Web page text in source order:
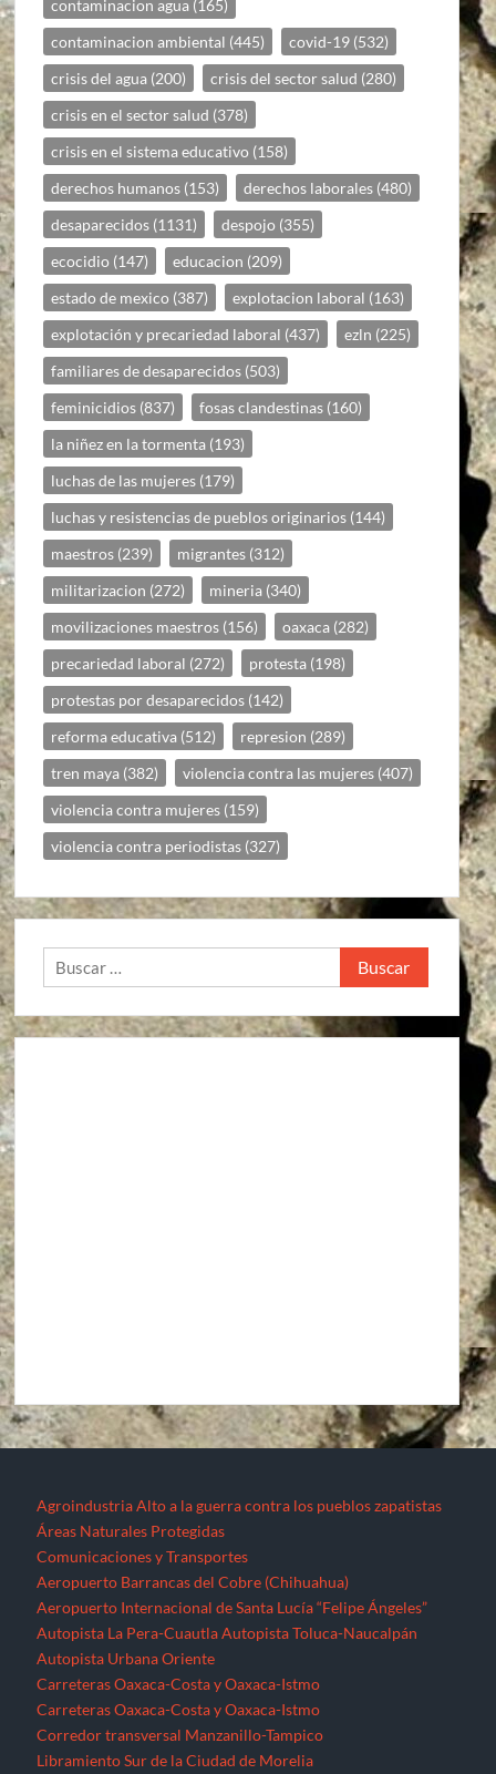
contaminacion agua (165)
contaminacion ambiental (445) covid-19 (532)
crisis del agua (200) crisis del sector salud (280)
crisis en el sector salud (378)
crisis en el sistema educativo (158)
derechos humanos (153) derechos laborales (480)
desaparecidos (1131) despojo (355)
ecocidio (147) educacion (209)
estado de mexico (387) explotacion laboral (163)
explotación y precariedad laboral (437) ezln (225)
familiares de desaparecidos (503)
feminicidios (837) fosas clandestinas (160)
la niñez en la tormenta (193)
luchas de las mujeres (179)
luchas y resistencias de pueblos originarios (144)
maestros (239) migrantes (312)
militarizacion (272) mineria (340)
movilizaciones maestros (156) oaxaca (282)
precariedad laboral (272) protesta (198)
protestas por desaparecidos (142)
reforma educativa (512) represion (289)
tren maya (382) violencia contra las mujeres (407)
violencia contra mujeres (159)
violencia contra periodistas (327)
Buscar:
Agroindustria Alto a la guerra contra los pueblos zapatistas
Áreas Naturales Protegidas
Comunicaciones y Transportes
Aeropuerto Barrancas del Cobre (Chihuahua)
Aeropuerto Internacional de Santa Lucía “Felipe Ángeles”
Autopista La Pera-Cuautla Autopista Toluca-Naucalpán
Autopista Urbana Oriente
Carreteras Oaxaca-Costa y Oaxaca-Istmo
Carreteras Oaxaca-Costa y Oaxaca-Istmo
Corredor transversal Manzanillo-Tampico
Libramiento Sur de la Ciudad de Morelia